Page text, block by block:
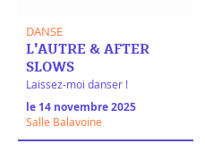
DANSE
L’AUTRE & AFTER
SLOWS
Laissez-moi danser !
le 14 novembre 2025
Salle Balavoine